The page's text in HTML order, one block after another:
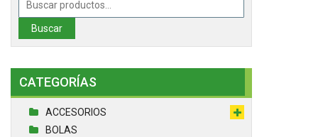
Buscar
CATEGORÍAS
ACCESORIOS
BOLAS